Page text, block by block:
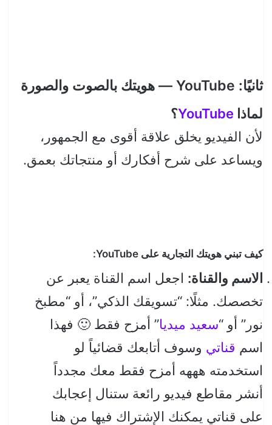
ثانيًا: YouTube — هويتك بالصوت والصورة
لماذا YouTube؟
لأن الفيديو يخلق علاقة أقوى مع الجمهور،
ويساعد على شرح أفكارك أو منتجاتك بعمق.
كيف تبني هويتك التجارية على YouTube:
الاسم والقناة: اجعل اسم القناة يعبر عن
تخصصك. مثلًا: “تسويقك الذكي”، أو “مطبخ
نور” أو “سعيد ميديا” أمزح فقط 🙂 فهذا
اسم قناتي وسوف أتابعك قضائياً لو
استخدمته هههه أمزح فقط معك مجدداً
أنشر مقاطع فيديو رائعة ستنال إعجابك
على قناتي يمكنك الإشتراك فيها من هنا